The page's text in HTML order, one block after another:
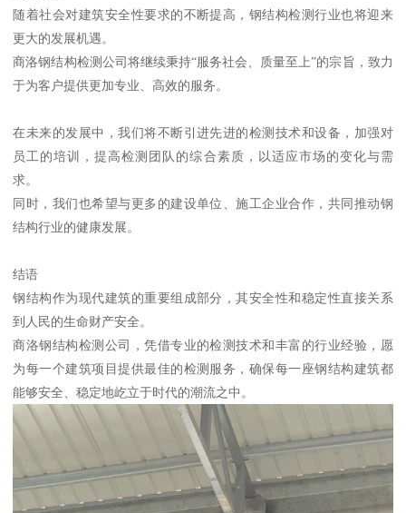
随着社会对建筑安全性要求的不断提高，钢结构检测行业也将迎来
更大的发展机遇。
商洛钢结构检测公司将继续秉持“服务社会、质量至上”的宗旨，致力
于为客户提供更加专业、高效的服务。
在未来的发展中，我们将不断引进先进的检测技术和设备，加强对
员工的培训，提高检测团队的综合素质，以适应市场的变化与需
求。
同时，我们也希望与更多的建设单位、施工企业合作，共同推动钢
结构行业的健康发展。
结语
钢结构作为现代建筑的重要组成部分，其安全性和稳定性直接关系
到人民的生命财产安全。
商洛钢结构检测公司，凭借专业的检测技术和丰富的行业经验，愿
为每一个建筑项目提供最佳的检测服务，确保每一座钢结构建筑都
能够安全、稳定地屹立于时代的潮流之中。